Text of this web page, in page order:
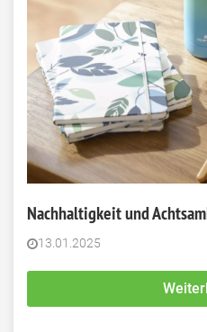
Nachhaltigkeit und
13.01.2025